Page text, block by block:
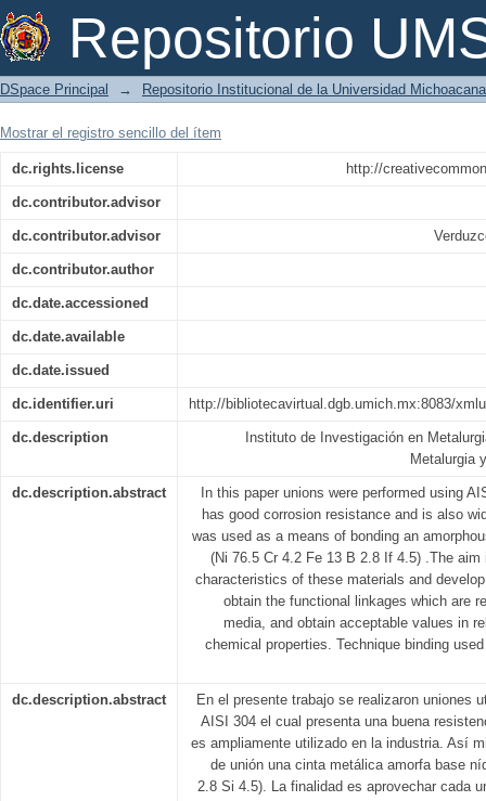
Repositorio
Estudio interfacial y de corrosión
producidas con cintas amorfas
DSpace Principal → Repositorio Institucional de la Universidad
Mostrar el registro sencillo del ítem
dc.rights.license http://
dc.contributor.advisor
dc.contributor.advisor
dc.contributor.author
dc.date.accessioned
dc.date.available
dc.date.issued
dc.identifier.uri http://bibliotecavirtual.dgb.umich.mx:8083/
dc.description
Instituto de Investigación en
Metalurgia
dc.description.abstract
In this paper unions were performed using
has good corrosion resistance and is also
was used as a means of bonding an
(Ni 76.5 Cr 4.2 Fe 13 B 2.8 If 4.5) .The
characteristics of these materials and
obtain the functional linkages which are
media, and obtain acceptable values in
chemical properties. Technique binding
dc.description.abstract
En el presente trabajo se realizaron uniones
AISI 304 el cual presenta una buena
es ampliamente utilizado en la industria. Así
de unión una cinta metálica amorfa base
2.8 Si 4.5). La finalidad es aprovechar cada